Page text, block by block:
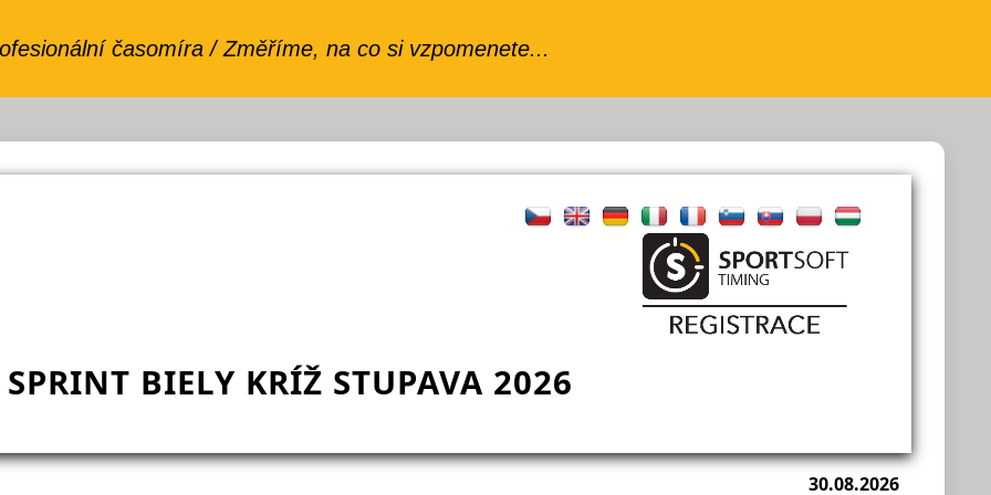
BIELY KRÍŽ STUPAVA 2026
30.08.2026